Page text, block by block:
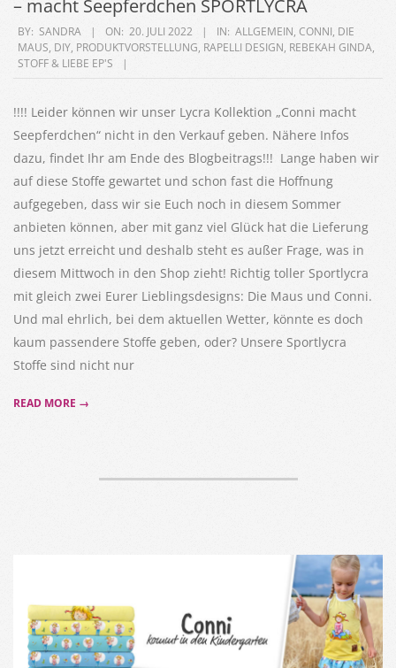
– macht Seepferdchen SPORTLYCRA
2022-
07-
BY: SANDRA ON: 20. JULI 2022 IN: ALLGEMEIN, CONNI, DIE
MAUS, DIY, PRODUKTVORSTELLUNG, RAPELLI DESIGN, REBEKAH GINDA,
STOFF & LIEBE EP'S
!!!! Leider können wir unser Lycra Kollektion „Conni macht
Seepferdchen“ nicht in den Verkauf geben. Nähere Infos
dazu, findet Ihr am Ende des Blogbeitrags!!! Lange haben wir
auf diese Stoffe gewartet und schon fast die Hoffnung
aufgegeben, dass wir sie Euch noch in diesem Sommer
anbieten können, aber mit ganz viel Glück hat die Lieferung
uns jetzt erreicht und deshalb steht es außer Frage, was in
diesem Mittwoch in den Shop zieht! Richtig toller Sportlycra
mit gleich zwei Eurer Lieblingsdesigns: Die Maus und Conni.
Und mal ehrlich, bei dem aktuellen Wetter, könnte es doch
kaum passendere Stoffe geben, oder? Unsere Sportlycra
Stoffe sind nicht nur
READ MORE →